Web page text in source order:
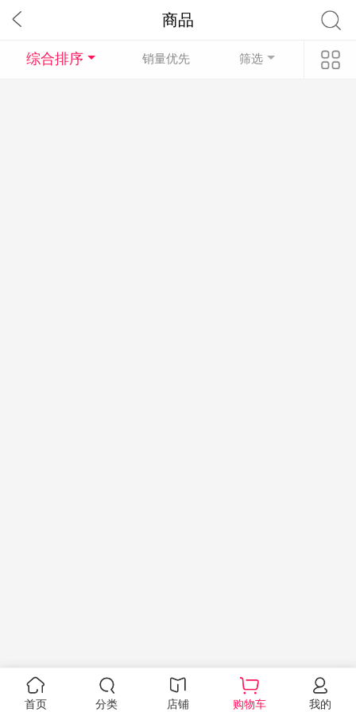
商品
综合排序 销量优先 筛选
首页 分类 店铺 购物车 我的